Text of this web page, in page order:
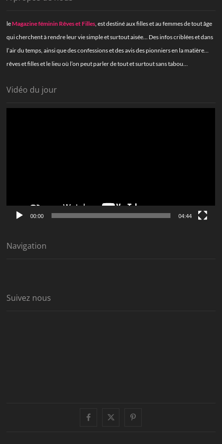
leMagazine féminin Rêves et Filles , est destiné aux filles et au femmes de tout âge
qui cherchent à rendre leur vie simple et surtout aisée… Des infos criblées et dans
l’air du temps, ainsi que des confessions et des avis des pionniers en la matière…
rêves et filles et le lieu où l’on peut parler de tout et surtout sans tabou…
Vidéo du jour
00:00 04:44
Navigation
Suivez nous
facebooktwitterpinterest